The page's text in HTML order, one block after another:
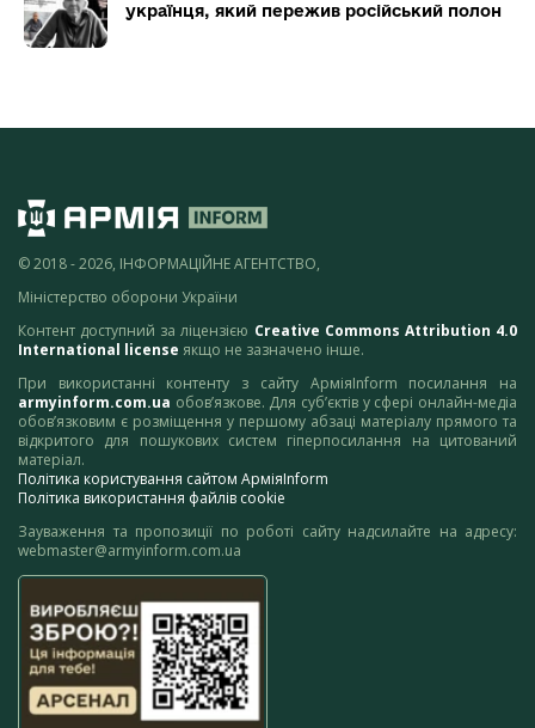
українця, який пережив російський полон
© 2018 - 2026, ІНФОРМАЦІЙНЕ АГЕНТСТВО,
Міністерство оборони України
Контент доступний за ліцензією Creative Commons Attribution 4.0
International license якщо не зазначено інше.
При використанні контенту з сайту АрміяInform посилання на
armyinform.com.ua обов’язкове. Для суб’єктів у сфері онлайн-медіа
обов’язковим є розміщення у першому абзаці матеріалу прямого та
відкритого для пошукових систем гіперпосилання на цитований
матеріал.
Політика користування сайтом АрміяInform
Політика використання файлів cookie
Зауваження та пропозиції по роботі сайту надсилайте на адресу:
webmaster@armyinform.com.ua